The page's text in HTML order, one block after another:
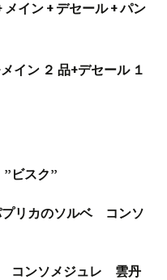
ン + デセール + パン
２ 品+デセール １
ビスク”
プリカのソルベ コンソ
コンソメジュレ 雲丹